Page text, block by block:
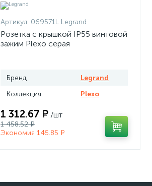
Артикул: 069571L Legrand
Розетка с крышкой IP55 винтовой
зажим Plexo серая
Бренд
Legrand
Коллекция
Plexo
1 312.67 ₽ /шт
1 458.52 ₽
Экономия 145.85 ₽